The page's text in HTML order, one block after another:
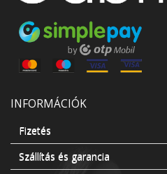
INFORMÁCIÓK
Fizetés
Szállítás és garancia